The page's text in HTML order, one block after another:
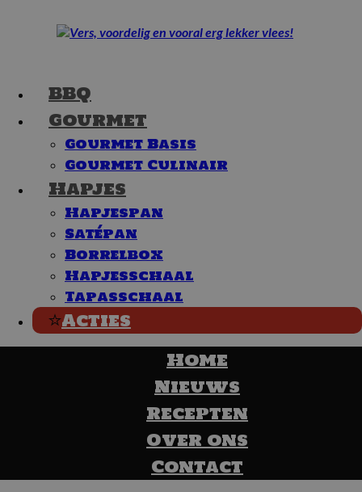
BBQ
Gourmet
Gourmet Basis
Gourmet Culinair
Hapjes
Hapjespan
Satépan
Borrelbox
Hapjesschaal
Tapasschaal
Acties
Home
Nieuws
Recepten
Over ons
Contact